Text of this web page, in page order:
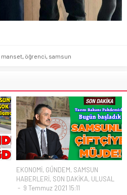
manset, öğrenci, samsun
EKONOMİ, GÜNDEM, SAMSUN
HABERLERİ, SON DAKİKA, ULUSAL
9 Temmuz 2021 15:11